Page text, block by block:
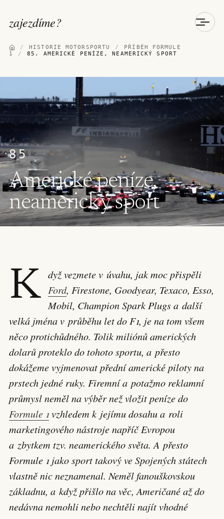
zajezdíme?
/ HISTORIE MOTORSPORTU /
PŘÍBĚH FORMULE
1
/ 85. AMERICKÉ PENÍZE, NEAMERICKÝ SPORT
85
Americké peníze,
neamerický sport
K dyž vezmete v úvahu, jak moc přispěli
Ford, Firestone, Goodyear, Texaco, Esso,
Mobil, Champion Spark Plugs a další
velká jména v průběhu let do F1, je na tom všem
něco protichůdného. Tolik miliónů amerických
dolarů proteklo do tohoto sportu, a přesto
dokážeme vyjmenovat přední americké piloty na
prstech jedné ruky. Firemní a potažmo reklamní
průmysl neměl na výběr než vložit peníze do
Formule 1vzhledem k jejímu dosahu a roli
marketingového nástroje napříč Evropou
a zbytkem tzv. neamerického světa. A přesto
Formule 1 jako sport takový ve Spojených státech
vlastně nic neznamenal. Neměl fanouškovskou
základnu, a když přišlo na věc, Američané až do
nedávna nemohli nebo nechtěli najít vhodné